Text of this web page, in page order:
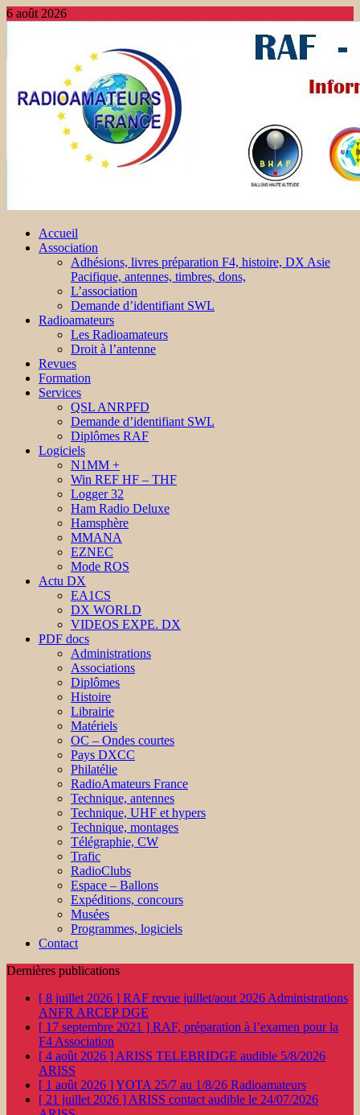
6 août 2026
Accueil
Association
Adhésions, livres préparation F4, histoire, DX Asie
Pacifique, antennes, timbres, dons,
L’association
Demande d’identifiant SWL
Radioamateurs
Les Radioamateurs
Droit à l’antenne
Revues
Formation
Services
QSL ANRPFD
Demande d’identifiant SWL
Diplômes RAF
Logiciels
N1MM +
Win REF HF – THF
Logger 32
Ham Radio Deluxe
Hamsphère
MMANA
EZNEC
Mode ROS
Actu DX
EA1CS
DX WORLD
VIDEOS EXPE. DX
PDF docs
Administrations
Associations
Diplômes
Histoire
Librairie
Matériels
OC – Ondes courtes
Pays DXCC
Philatélie
RadioAmateurs France
Technique, antennes
Technique, UHF et hypers
Technique, montages
Télégraphie, CW
Trafic
RadioClubs
Espace – Ballons
Expéditions, concours
Musées
Programmes, logiciels
Contact
Dernières publications
[ 8 juillet 2026 ] RAF revue juillet/aout 2026 Administrations
ANFR ARCEP DGE
[ 17 septembre 2021 ] RAF, préparation à l’examen pour la
F4 Association
[ 4 août 2026 ] ARISS TELEBRIDGE audible 5/8/2026
ARISS
[ 1 août 2026 ]YOTA 25/7 au 1/8/26 Radioamateurs
[ 21 juillet 2026 ] ARISS contact audible le 24/07/2026